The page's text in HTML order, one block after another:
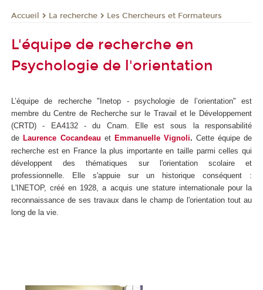
Accueil La recherche Les Chercheurs et Formateurs
L'équipe de recherche en
Psychologie de l'orientation
L’équipe de recherche "Inetop - psychologie de l’orientation" est
membre du Centre de Recherche sur le Travail et le Développement
(CRTD) - EA4132 - du Cnam. Elle est sous la responsabilité
deLaurence Cocandeau et Emmanuelle Vignoli. Cette équipe de
recherche est en France la plus importante en taille parmi celles qui
développent des thématiques sur l'orientation scolaire et
professionnelle. Elle s'appuie sur un historique conséquent :
L'INETOP, créé en 1928, a acquis une stature internationale pour la
reconnaissance de ses travaux dans le champ de l'orientation tout au
long de la vie.